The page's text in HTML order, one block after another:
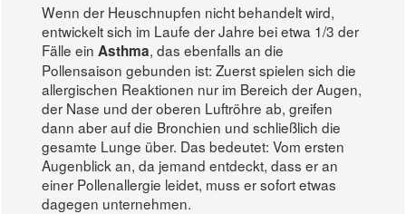
Wenn der Heuschnupfen nicht behandelt wird,
entwickelt sich im Laufe der Jahre bei etwa 1/3 der
Fälle ein Asthma, das ebenfalls an die
Pollensaison gebunden ist: Zuerst spielen sich die
allergischen Reaktionen nur im Bereich der Augen,
der Nase und der oberen Luftröhre ab, greifen
dann aber auf die Bronchien und schließlich die
gesamte Lunge über. Das bedeutet: Vom ersten
Augenblick an, da jemand entdeckt, dass er an
einer Pollenallergie leidet, muss er sofort etwas
dagegen unternehmen.